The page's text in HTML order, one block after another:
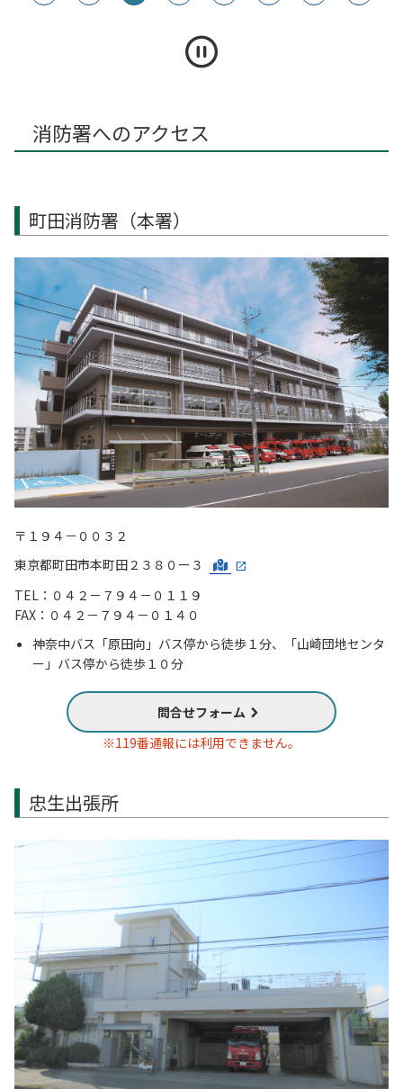
消防署へのアクセス
町田消防署（本署）
〒１９４－００３２
東京都町田市本町田２３８０ー３
TEL：０４２－７９４－０１１９
FAX：０４２－７９４－０１４０
神奈中バス「原田向」バス停から徒歩１分、「山崎団地センタ
ー」バス停から徒歩１０分
問合せフォーム
※119番通報には利用できません。
忠生出張所